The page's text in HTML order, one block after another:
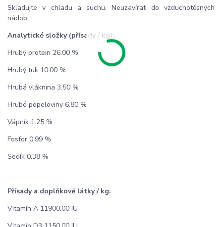
Skladujte v chladu a suchu. Neuzavírat do vzduchotěsných
nádob.
Analytické složky (přísady / kg):
Hrubý protein 26.00 %
Hrubý tuk 10.00 %
Hrubá vláknina 3.50 %
Hrubé popeloviny 6.80 %
Vápník 1.25 %
Fosfor 0.99 %
Sodík 0.38 %
Přísady a doplňkové látky / kg:
Vitamín A 11900.00 IU